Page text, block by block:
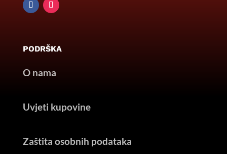
PODRŠKA
O nama
Uvjeti kupovine
Zaštita osobnih podataka